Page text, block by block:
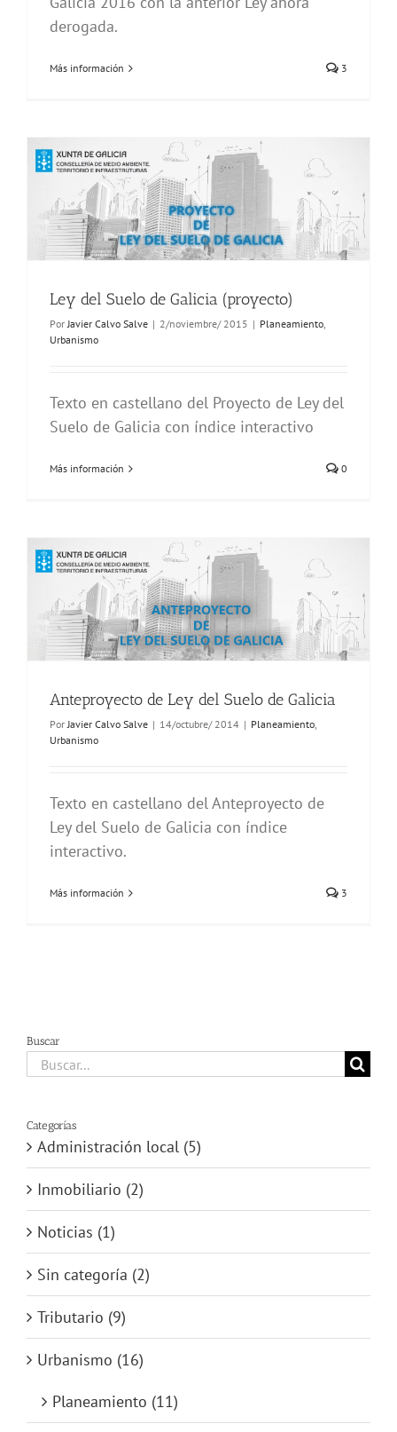
derogada.
Más información 3
Ley del Suelo de Galicia (proyecto)
PorJavier Calvo Salve | 2/noviembre/ 2015 | Planeamiento,
Urbanismo
Texto en castellano del Proyecto de Ley del
Suelo de Galicia con índice interactivo
Más información 0
Anteproyecto de Ley del Suelo de Galicia
PorJavier Calvo Salve | 14/octubre/ 2014 | Planeamiento,
Urbanismo
Texto en castellano del Anteproyecto de
Ley del Suelo de Galicia con índice
interactivo.
Más información 3
Buscar
Buscar:
Categorías
Administración local (5)
Inmobiliario (2)
Noticias (1)
Sin categoría (2)
Tributario (9)
Urbanismo (16)
Planeamiento (11)